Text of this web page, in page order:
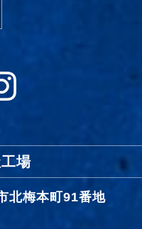
場
北梅本町91番地